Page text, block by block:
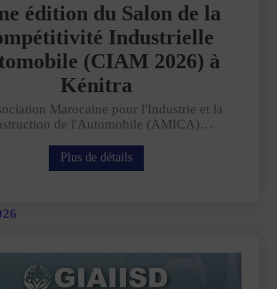
édition du Salon de la
Industrielle
(CIAM 2026) à
Kénitra
Marocaine pour l'Industrie et la
de l'Automobile (AMICA)…
Plus de détails